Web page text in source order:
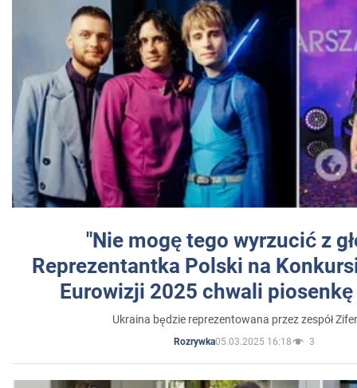
"Nie mogę tego wyrzucić z
Reprezentantka Polski na
Eurowizji 2025 chwali
Ukraina będzie reprezentowana przez zespół
Rozrywka05.03.2025 16:18 3